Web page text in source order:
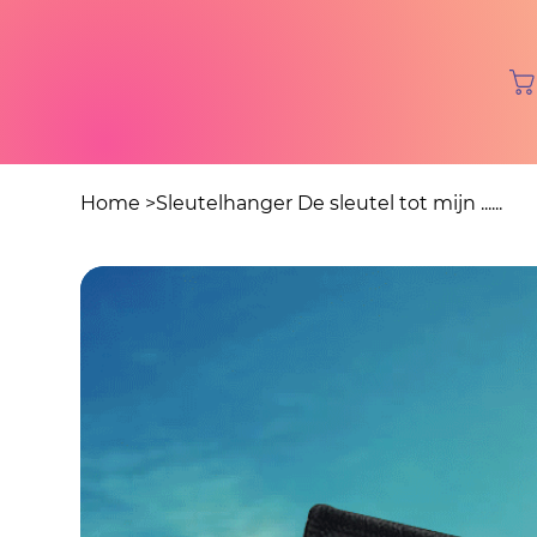
Home >Sleutelhanger De sleutel tot mijn ......